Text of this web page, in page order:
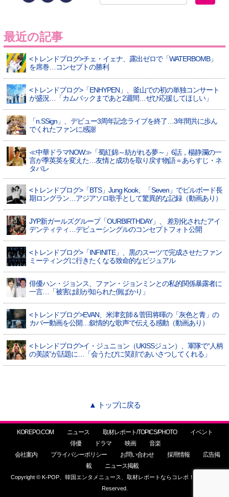
最近の記事
<トレンドブログ>チェ・イェナ、露出ゼロで「WATERBOMB」
を席巻…コンセプトの勝利
<トレンドブログ>「ENHYPEN」、釜山での初の単独コンサート
が盛況…「カムバックまであと2週間…ぜひ応援してほしい」
「n.SSign」、デビュー3周年記念ライブを終了…3年間共に歩ん
でくれたファンに感謝
≪中華ドラマNOW≫「蜀紅錦～紡がれる夢～」6話，楊静瀾の一
言が季英英を変えた…友情と成功を取り戻す物語＝あらすじ・ネ
タバレ
<トレンドブログ>「BTS」Jung Kook、「Seven」でビルボード長
期ロングラン…アジアソロ歌手として驚異的な記録（動画あり）
JYP新ガールズグループ「OURBIRTHDAY」、 差別化されたアイ
デンティティ…デビューシングルのコンセプトフォト公開
<トレンドブログ>「INFINITE」、黒のスーツで完成させたファン
ミーティングに行きたくなる致命的なビジュアル
俳優ハン・ジョンス、ファン・ジョンミンとの私的関係暴露者に
一言…「被害は顔が知られた側ばかり」
<トレンドブログ>EVAN、米津玄師＆菅田将暉の「灰色と青」の
カバー動画を公開…叙情的な歌声で伝える感動（動画あり）
<トレンドブログ>イ・ジュニョン（UKISSジュン）、軍隊で“人柄
の美談”が話題に…「会うたびに笑顔であいさつしてくれる」
▲ トップに戻る
KOREPO.COM ニュース 取材レポート/TOPICS/PHOTO
イベント
俳優
ドラマ 映画
音楽
会社案内
プライバシーポリシー お問い合わせ 採用情報
広告掲
載
ニュース掲載
Copyright © K-POP、韓国エンタメニュース、取材レポートならコレポ！ All Rights
Reserved.